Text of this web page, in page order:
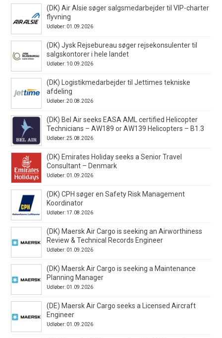
(DK) Air Alsie søger salgsmedarbejder til VIP-charter
flyvning
Udløber: 01.09.2026
(DK) Jysk Rejsebureau søger rejsekonsulenter til
salgskontorer i hele landet
Udløber: 10.09.2026
(DK) Logistikmedarbejder til Jettimes tekniske
afdeling
Udløber: 20.08.2026
(DK) Bel Air seeks EASA AML certified Helicopter
Technicians – AW189 or AW139 Helicopters – B1.3
Udløber: 25.08.2026
(DK) Emirates Holiday seeks a Senior Travel
Consultant – Denmark
Udløber: 01.09.2026
(DK) CPH søger en Safety Risk Management
Koordinator
Udløber: 17.08.2026
(DK) Maersk Air Cargo is seeking an Airworthiness
Review & Technical Records Engineer
Udløber: 01.09.2026
(DK) Maersk Air Cargo is seeking a Maintenance
Planning Manager
Udløber: 01.09.2026
(DE) Maersk Air Cargo seeks a Licensed Aircraft
Engineer
Udløber: 01.09.2026